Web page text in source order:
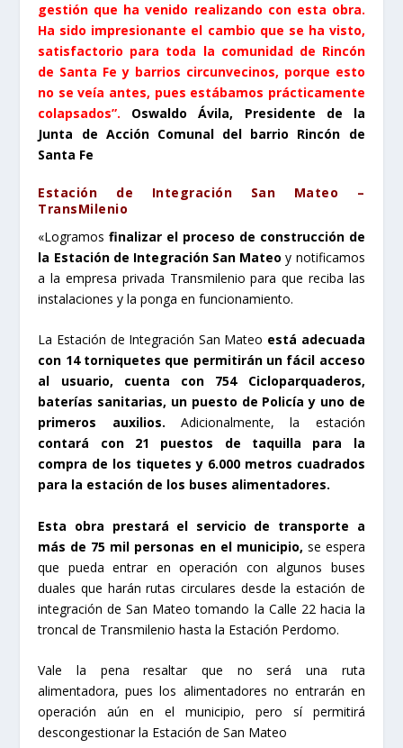
gestión que ha venido realizando con esta obra.
Ha sido impresionante el cambio que se ha visto,
satisfactorio para toda la comunidad de Rincón
de Santa Fe y barrios circunvecinos, porque esto
no se veía antes, pues estábamos prácticamente
colapsados”. Oswaldo Ávila, Presidente de la
Junta de Acción Comunal del barrio Rincón de
Santa Fe
Estación de Integración San Mateo –
TransMilenio
«Logramosfinalizar el proceso de construcción de
la Estación de Integración San Mateo y notificamos
a la empresa privada Transmilenio para que reciba las
instalaciones y la ponga en funcionamiento.
La Estación de Integración San Mateo está adecuada
con 14 torniquetes que permitirán un fácil acceso
al usuario, cuenta con 754 Cicloparquaderos,
baterías sanitarias, un puesto de Policía y uno de
primeros auxilios. Adicionalmente, la estación
contará con 21 puestos de taquilla para la
compra de los tiquetes y 6.000 metros cuadrados
para la estación de los buses alimentadores.
Esta obra prestará el servicio de transporte a
más de 75 mil personas en el municipio, se espera
que pueda entrar en operación con algunos buses
duales que harán rutas circulares desde la estación de
integración de San Mateo tomando la Calle 22 hacia la
troncal de Transmilenio hasta la Estación Perdomo.
Vale la pena resaltar que no será una ruta
alimentadora, pues los alimentadores no entrarán en
operación aún en el municipio, pero sí permitirá
descongestionar la Estación de San Mateo